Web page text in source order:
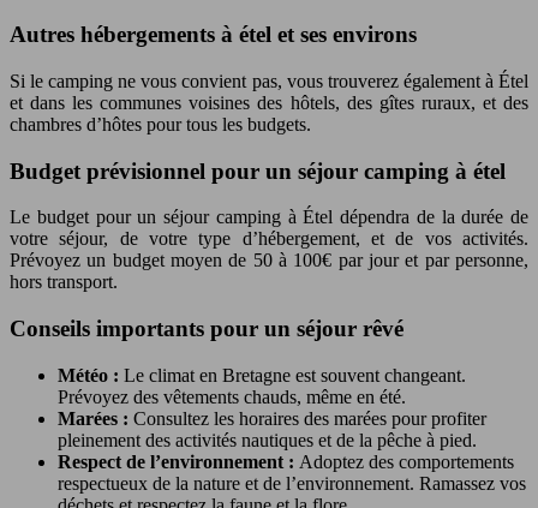
Autres hébergements à étel et ses environs
Si le camping ne vous convient pas, vous trouverez également à Étel
et dans les communes voisines des hôtels, des gîtes ruraux, et des
chambres d’hôtes pour tous les budgets.
Budget prévisionnel pour un séjour camping à étel
Le budget pour un séjour camping à Étel dépendra de la durée de
votre séjour, de votre type d’hébergement, et de vos activités.
Prévoyez un budget moyen de 50 à 100€ par jour et par personne,
hors transport.
Conseils importants pour un séjour rêvé
Météo : Le climat en Bretagne est souvent changeant.
Prévoyez des vêtements chauds, même en été.
Marées : Consultez les horaires des marées pour profiter
pleinement des activités nautiques et de la pêche à pied.
Respect de l’environnement : Adoptez des comportements
respectueux de la nature et de l’environnement. Ramassez vos